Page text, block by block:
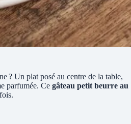
? Un plat posé au centre de la table,
parfumée. Ce gâteau petit beurre au